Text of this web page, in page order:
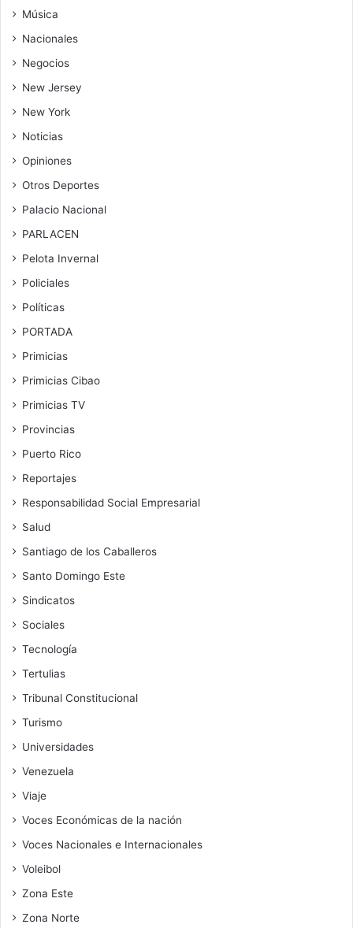
Música
Nacionales
Negocios
New Jersey
New York
Noticias
Opiniones
Otros Deportes
Palacio Nacional
PARLACEN
Pelota Invernal
Policiales
Políticas
PORTADA
Primicias
Primicias Cibao
Primicias TV
Provincias
Puerto Rico
Reportajes
Responsabilidad Social Empresarial
Salud
Santiago de los Caballeros
Santo Domingo Este
Sindicatos
Sociales
Tecnología
Tertulias
Tribunal Constitucional
Turismo
Universidades
Venezuela
Viaje
Voces Económicas de la nación
Voces Nacionales e Internacionales
Voleibol
Zona Este
Zona Norte